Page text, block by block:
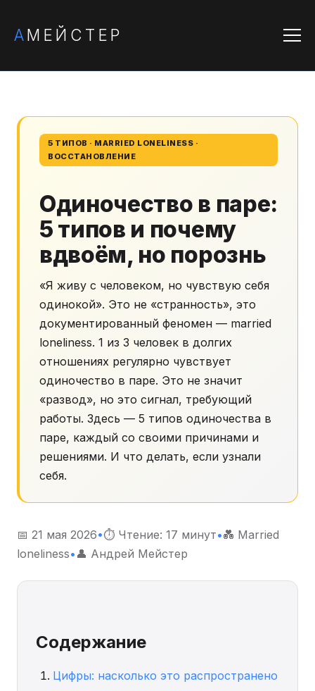
АМЕЙСТЕР
5 ТИПОВ · MARRIED LONELINESS ·
ВОССТАНОВЛЕНИЕ
Одиночество в паре:
5 типов и почему
вдвоём, но порознь
«Я живу с человеком, но чувствую себя
одинокой». Это не «странность», это
документированный феномен — married
loneliness. 1 из 3 человек в долгих
отношениях регулярно чувствует
одиночество в паре. Это не значит
«развод», но это сигнал, требующий
работы. Здесь — 5 типов одиночества в
паре, каждый со своими причинами и
решениями. И что делать, если узнали
себя.
📅 21 мая 2026•⏱ Чтение: 17 минут•💑 Married
loneliness• 👤 Андрей Мейстер
Содержание
Цифры: насколько это распространено